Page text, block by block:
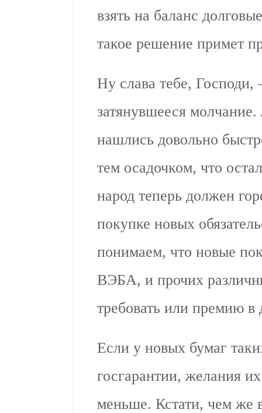
взять на баланс
такое решение примет
Ну слава тебе,
затянувшееся
нашлись довольно
тем осадочком, что
народ теперь должен
покупке новых
понимаем, что новые
ВЭБА, и прочих
требовать или премию в
Если у новых бумаг
госгарантии, желания
меньше. Кстати, чем же